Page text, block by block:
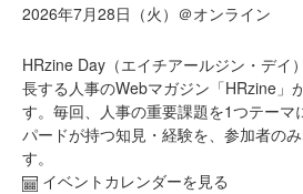
2026年7月28日（火）＠オンライン
HRzine Day（エイチアールジン・デイ
長する人事のWebマガジン「HRzine」
す。毎回、人事の重要課題を1つテーマ
パードが持つ知見・経験を、参加者の
す。
イベントカレンダーを見る